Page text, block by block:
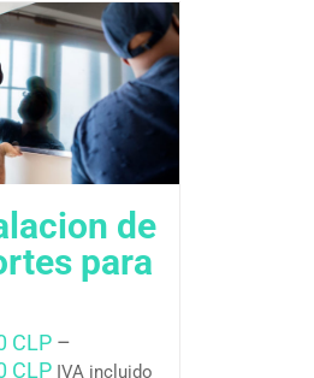
de
para
CLP–
CLP IVA incluido